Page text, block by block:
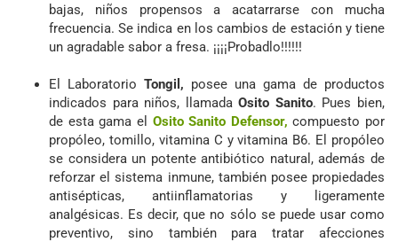
bajas, niños propensos a acatarrarse con mucha
frecuencia. Se indica en los cambios de estación y tiene
un agradable sabor a fresa. ¡¡¡¡Probadlo!!!!!!
El Laboratorio Tongil, posee una gama de productos
indicados para niños, llamadaOsito Sanito. Pues bien,
de esta gama el Osito Sanito Defensor,compuesto por
propóleo, tomillo, vitamina C y vitamina B6. El propóleo
se considera un potente antibiótico natural, además de
reforzar el sistema inmune, también posee propiedades
antisépticas, antiinflamatorias y ligeramente
analgésicas. Es decir, que no sólo se puede usar como
preventivo, sino también para tratar afecciones